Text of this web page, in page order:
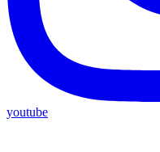
youtube